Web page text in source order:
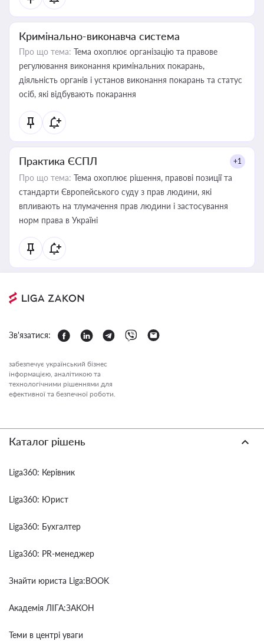
Кримінально-виконавча система
Про що тема: Тема охоплює організацію та правове
регулювання виконання кримінальних покарань,
діяльність органів і установ виконання покарань та статус
осіб, які відбувають покарання
Практика ЄСПЛ +1
Про що тема: Тема охоплює рішення, правові позиції та
стандарти Європейського суду з прав людини, які
впливають на тлумачення прав людини і застосування
норм права в Україні
Зв'язатися:
забезпечує український бізнес
інформацією, аналітикою та
технологічними рішеннями для
ефективної та безпечної роботи.
Каталог рішень
Liga360: Керівник
Liga360: Юрист
Liga360: Бухгалтер
Liga360: PR-менеджер
Знайти юриста Liga:BOOK
Академія ЛІГА:ЗАКОН
Теми в центрі уваги